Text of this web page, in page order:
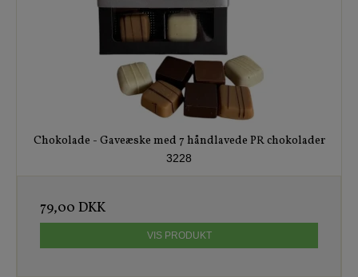
Chokolade - Gaveæske med 7 håndlavede PR chokolader
3228
79,00 DKK
VIS PRODUKT